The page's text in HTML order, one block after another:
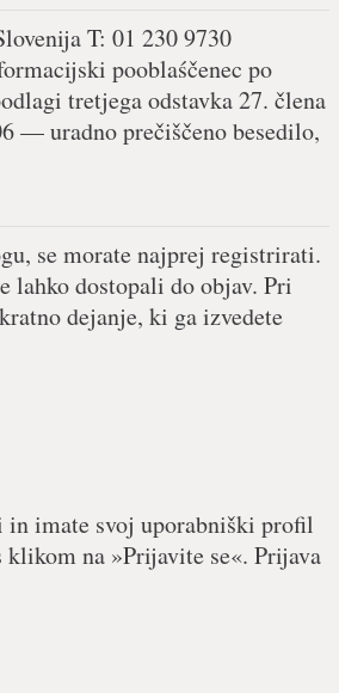
T: 01 230 9730
pooblaśčenec po
tretjega odstavka 27. člena
— uradno prečiščeno besedilo,
se morate najprej registrirati.
lahko dostopali do objav. Pri
dejanje, ki ga izvedete
in imate svoj uporabniški profil
na »Prijavite se«. Prijava